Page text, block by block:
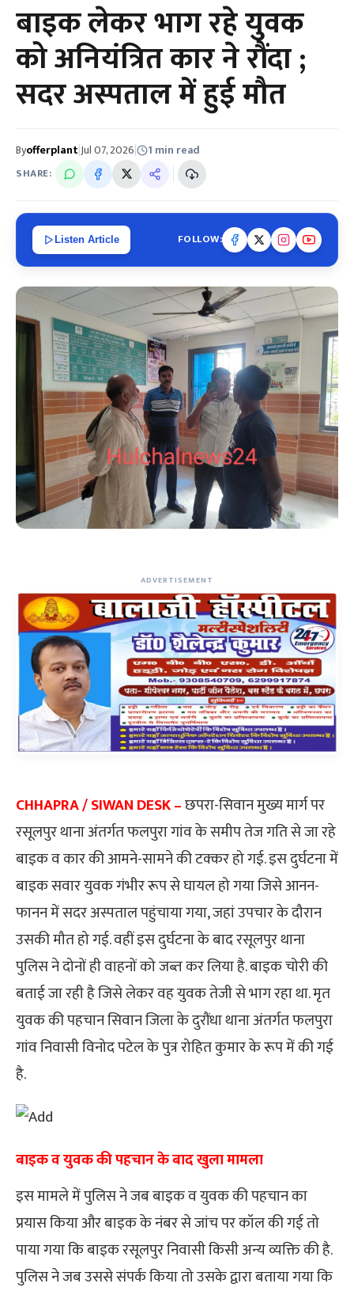
बाइक लेकर भाग रहे युवक
को अनियंत्रित कार ने रौंदा ;
सदर अस्पताल में हुई मौत
Byofferplant|Jul 07, 2026| 1 min read
SHARE:
Listen Article FOLLOW:
ADVERTISEMENT
CHHAPRA / SIWAN DESK –छपरा-सिवान मुख्य मार्ग पर
रसूलपुर थाना अंतर्गत फलपुरा गांव के समीप तेज गति से जा रहे
बाइक व कार की आमने-सामने की टक्कर हो गई. इस दुर्घटना में
बाइक सवार युवक गंभीर रूप से घायल हो गया जिसे आनन-
फानन में सदर अस्पताल पहुंचाया गया, जहां उपचार के दौरान
उसकी मौत हो गई. वहीं इस दुर्घटना के बाद रसूलपुर थाना
पुलिस ने दोनों ही वाहनों को जब्त कर लिया है. बाइक चोरी की
बताई जा रही है जिसे लेकर वह युवक तेजी से भाग रहा था. मृत
युवक की पहचान सिवान जिला के दुरौंधा थाना अंतर्गत फलपुरा
गांव निवासी विनोद पटेल के पुत्र रोहित कुमार के रूप में की गई
है.
बाइक व युवक की पहचान के बाद खुला मामला
इस मामले में पुलिस ने जब बाइक व युवक की पहचान का
प्रयास किया और बाइक के नंबर से जांच पर कॉल की गई तो
पाया गया कि बाइक रसूलपुर निवासी किसी अन्य व्यक्ति की है.
पुलिस ने जब उससे संपर्क किया तो उसके द्वारा बताया गया कि